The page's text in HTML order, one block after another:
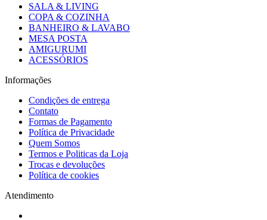
SALA & LIVING
COPA & COZINHA
BANHEIRO & LAVABO
MESA POSTA
AMIGURUMI
ACESSÓRIOS
Informações
Condições de entrega
Contato
Formas de Pagamento
Política de Privacidade
Quem Somos
Termos e Politicas da Loja
Trocas e devoluções
Política de cookies
Atendimento